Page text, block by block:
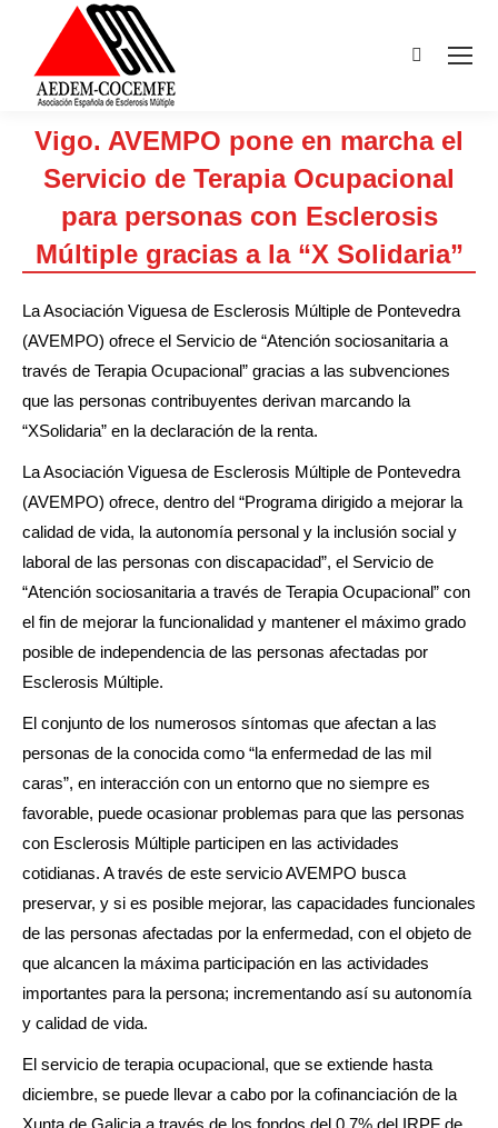
Buscar:
Vigo. AVEMPO pone en marcha el
Servicio de Terapia Ocupacional
para personas con Esclerosis
Múltiple gracias a la “X Solidaria”
La Asociación Viguesa de Esclerosis Múltiple de Pontevedra
(AVEMPO) ofrece el Servicio de “Atención sociosanitaria a
través de Terapia Ocupacional” gracias a las subvenciones
que las personas contribuyentes derivan marcando la
“XSolidaria” en la declaración de la renta.
La Asociación Viguesa de Esclerosis Múltiple de Pontevedra
(AVEMPO) ofrece, dentro del “Programa dirigido a mejorar la
calidad de vida, la autonomía personal y la inclusión social y
laboral de las personas con discapacidad”, el Servicio de
“Atención sociosanitaria a través de Terapia Ocupacional” con
el fin de mejorar la funcionalidad y mantener el máximo grado
posible de independencia de las personas afectadas por
Esclerosis Múltiple.
El conjunto de los numerosos síntomas que afectan a las
personas de la conocida como “la enfermedad de las mil
caras”, en interacción con un entorno que no siempre es
favorable, puede ocasionar problemas para que las personas
con Esclerosis Múltiple participen en las actividades
cotidianas. A través de este servicio AVEMPO busca
preservar, y si es posible mejorar, las capacidades funcionales
de las personas afectadas por la enfermedad, con el objeto de
que alcancen la máxima participación en las actividades
importantes para la persona; incrementando así su autonomía
y calidad de vida.
El servicio de terapia ocupacional, que se extiende hasta
diciembre, se puede llevar a cabo por la cofinanciación de la
Xunta de Galicia a través de los fondos del 0,7% del IRPF de